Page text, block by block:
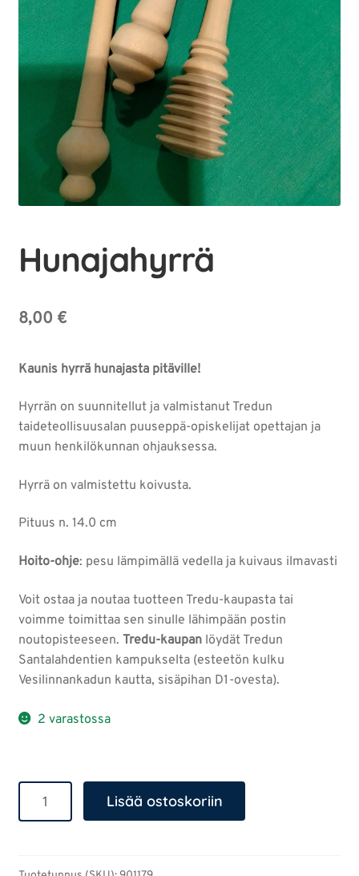
Hunajahyrrä
8,00 €
Kaunis hyrrä hunajasta pitäville!
Hyrrän on suunnitellut ja valmistanut Tredun
taideteollisuusalan puuseppä-opiskelijat opettajan ja
muun henkilökunnan ohjauksessa.
Hyrrä on valmistettu koivusta.
Pituus n. 14.0 cm
Hoito-ohje: pesu lämpimällä vedella ja kuivaus ilmavasti
Voit ostaa ja noutaa tuotteen Tredu-kaupasta tai
voimme toimittaa sen sinulle lähimpään postin
noutopisteeseen. Tredu-kaupanlöydät Tredun
Santalahdentien kampukselta (esteetön kulku
Vesilinnankadun kautta, sisäpihan D1-ovesta).
2 varastossa
määrä
Lisää ostoskoriin